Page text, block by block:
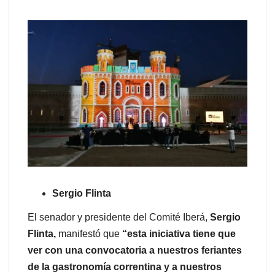
Sergio Flinta
El senador y presidente del Comité Iberá, Sergio
Flinta, manifestó que “esta iniciativa tiene que
ver con una convocatoria a nuestros feriantes
de la gastronomía correntina y a nuestros